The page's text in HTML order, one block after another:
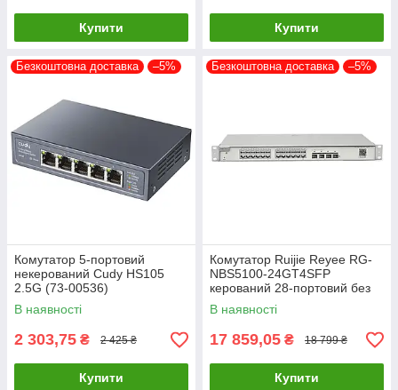
Купити Купити
Безкоштовна доставка –5%
Комутатор 5-портовий
некерований Cudy HS105
2.5G (73-00536)
В наявності
2 303,75 ₴ 2 425 ₴
Купити
Безкоштовна доставка –5%
Комутатор Ruijie Reyee RG-
NBS5100-24GT4SFP
керований 28-портовий без
PoE
В наявності
17 859,05 ₴ 18 799 ₴
Купити